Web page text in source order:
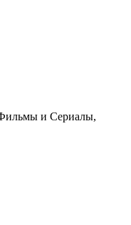
и Сериалы,